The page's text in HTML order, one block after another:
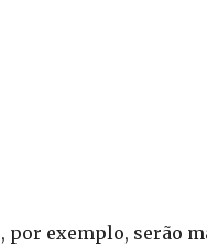
exemplo, serão